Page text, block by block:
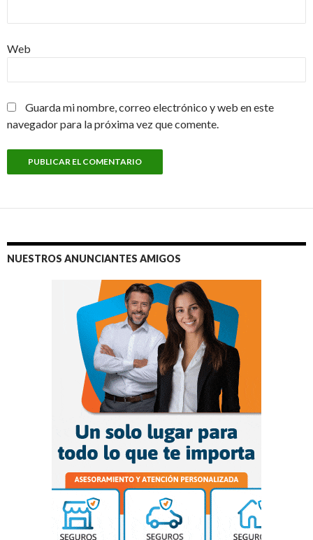
Web
Guarda mi nombre, correo electrónico y web en este
navegador para la próxima vez que comente.
NUESTROS ANUNCIANTES AMIGOS